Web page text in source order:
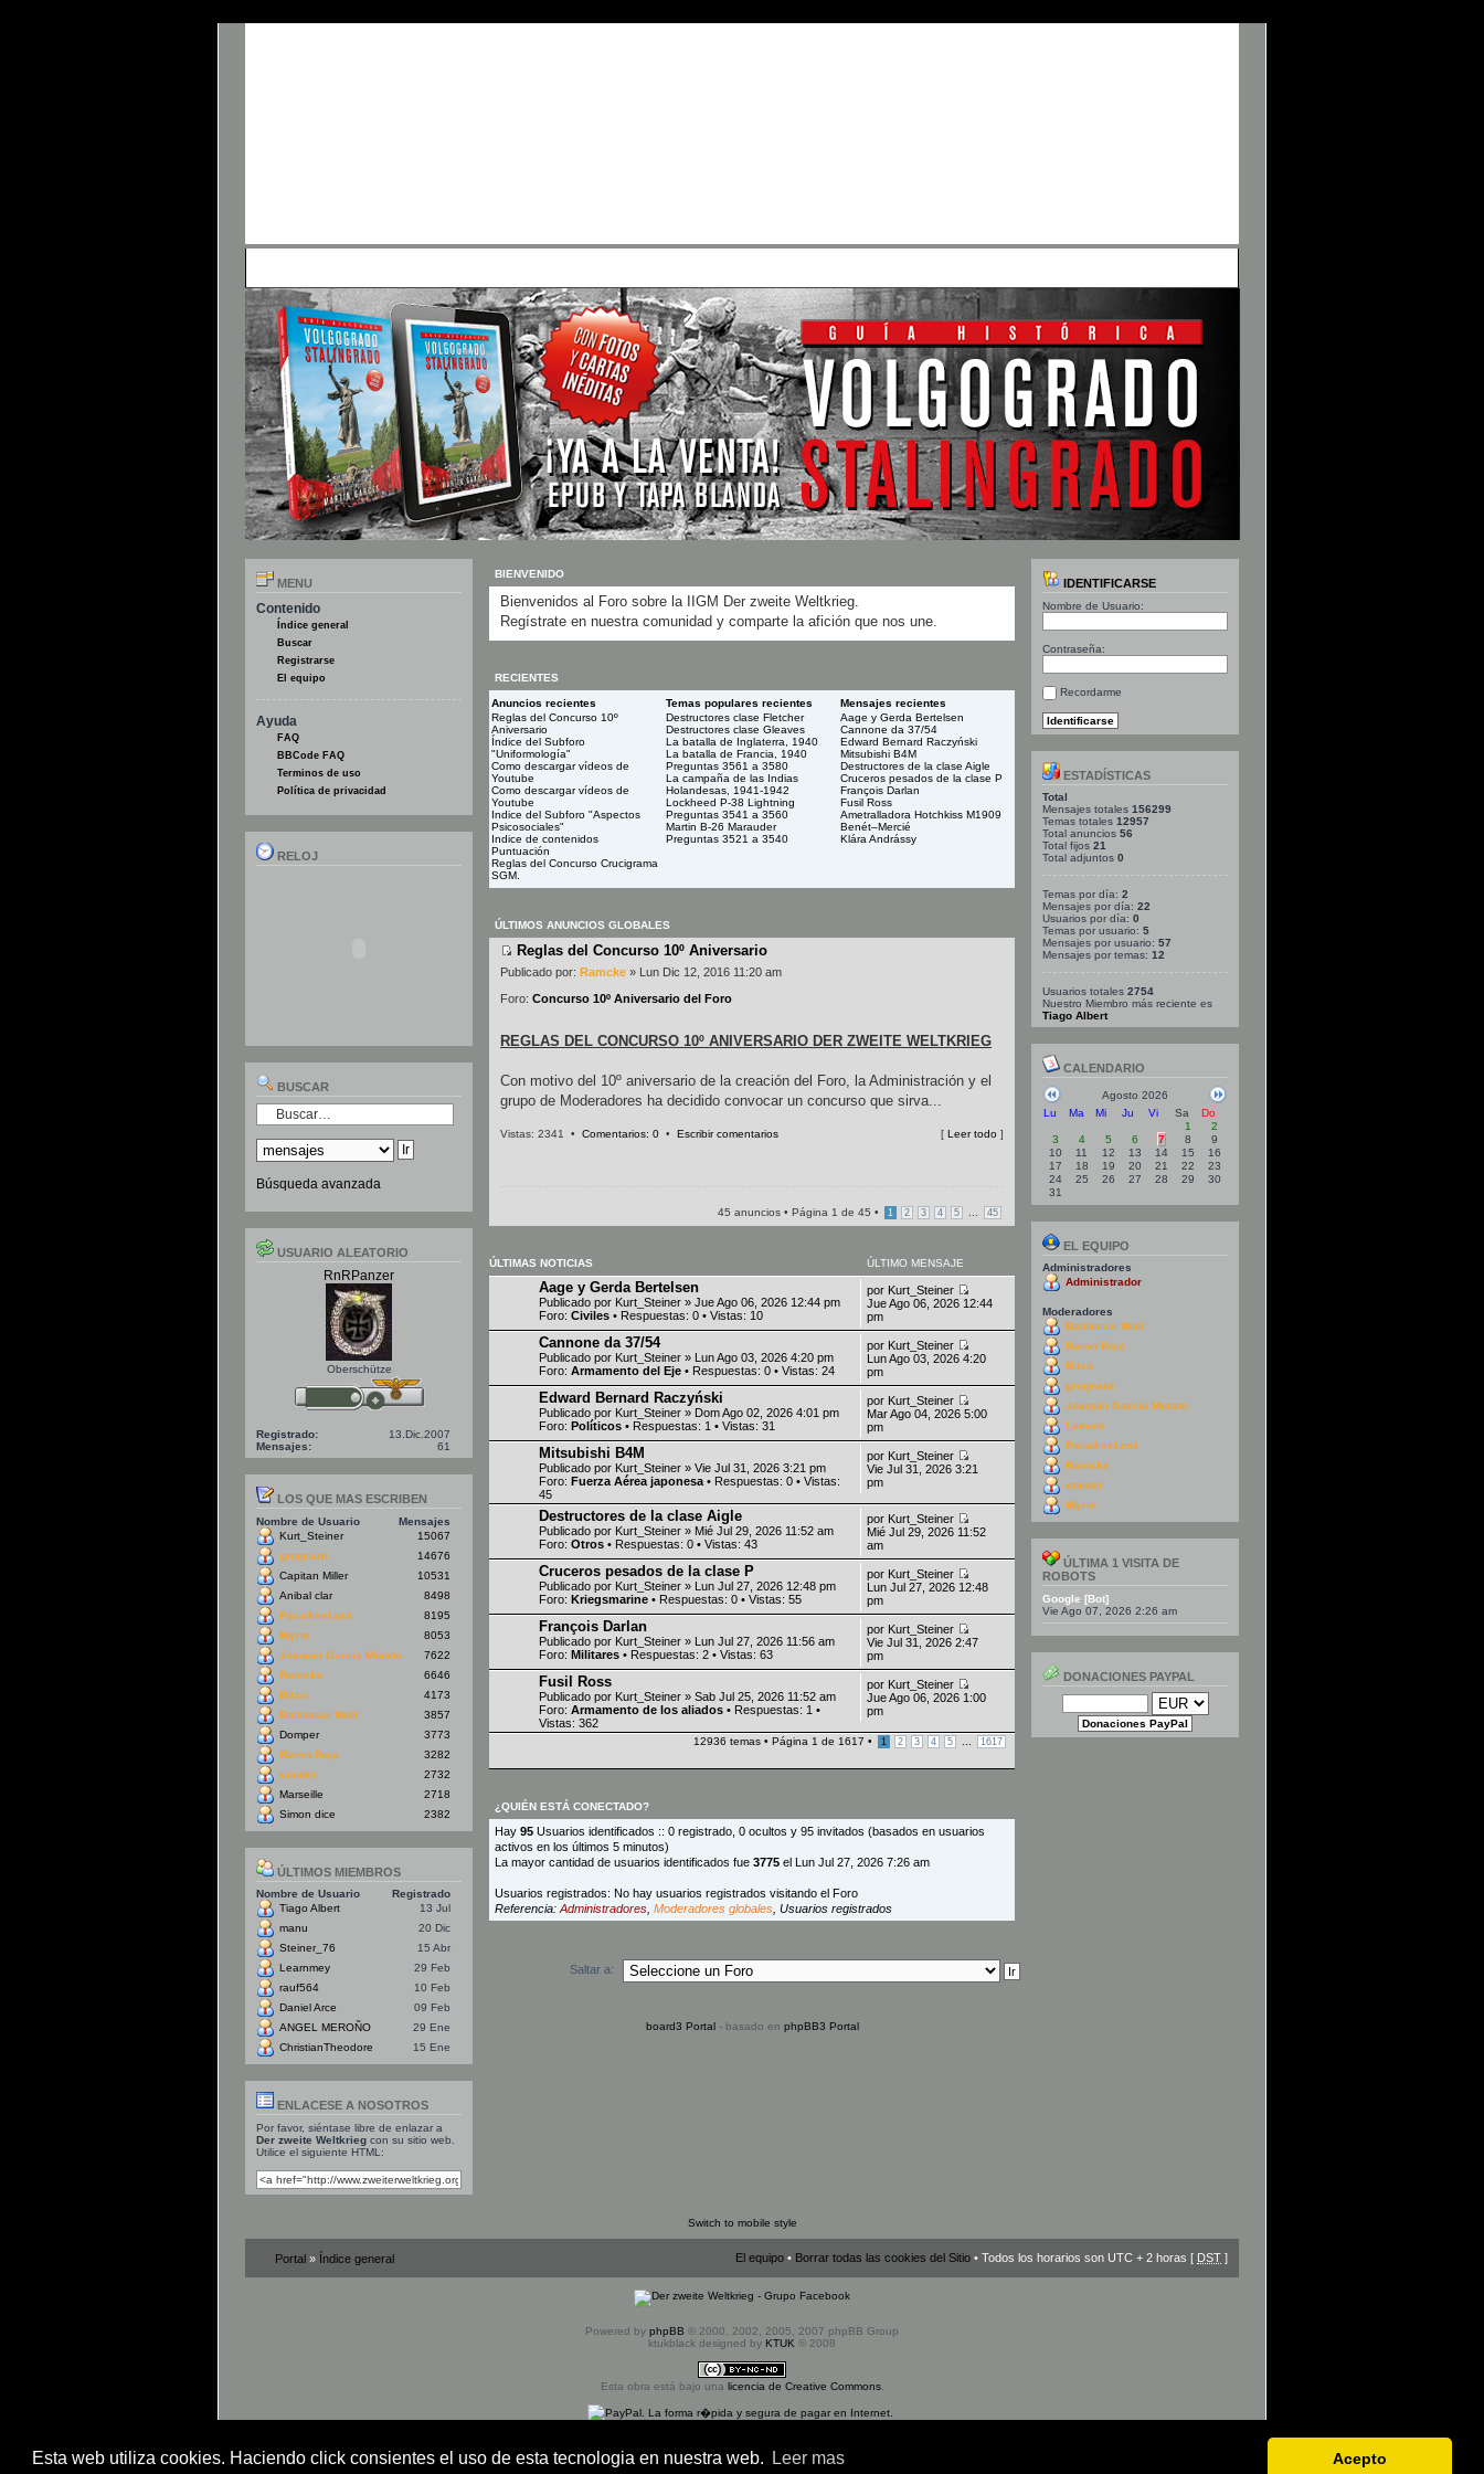
Esta web utiliza cookies. Haciendo click consientes el uso de esta tecnologia en nuestra web. Leer mas Acepto
MENU
Contenido
Índice general
Buscar
Registrarse
El equipo
Ayuda
FAQ
BBCode FAQ
Terminos de uso
Política de privacidad
RELOJ
BUSCAR
Búsqueda avanzada
USUARIO ALEATORIO
RnRPanzer
Oberschütze
Registrado:
13.Dic.2007
Mensajes:
61
LOS QUE MAS ESCRIBEN
Nombre de Usuario
Mensajes
Kurt_Steiner
15067
grognard
14676
Capitan Miller
10531
Anibal clar
8498
ParadiseLost
8195
Wyrm
8053
Joaquin Garcia Morato
7622
Ramcke
6646
Bitxo
4173
Balthasar Woll
3857
Domper
3773
Baron Rojo
3282
vonder
2732
Marseille
2718
Simon dice
2382
ÚLTIMOS MIEMBROS
Nombre de Usuario
Registrado
Tiago Albert
13 Jul
manu
20 Dic
Steiner_76
15 Abr
Learnmey
29 Feb
rauf564
10 Feb
Daniel Arce
09 Feb
ANGEL MEROÑO
29 Ene
ChristianTheodore
15 Ene
ENLACESE A NOSOTROS
Por favor, siéntase libre de enlazar a
Der zweite Weltkrieg con su sitio web.
Utilice el siguiente HTML:
BIENVENIDO
Bienvenidos al Foro sobre la IIGM Der zweite Weltkrieg.
Regístrate en nuestra comunidad y comparte la afición que nos une.
RECIENTES
Anuncios recientes Temas populares recientes
Mensajes recientes
Reglas del Concurso 10º
Aniversario
Índice del Subforo
"Uniformología"
Como descargar vídeos de
Youtube
Como descargar vídeos de
Youtube
Indice del Subforo "Aspectos
Psicosociales"
Indice de contenidos
Puntuación
Reglas del Concurso Crucigrama
SGM.
Destructores clase Fletcher
Destructores clase Gleaves
La batalla de Inglaterra, 1940
La batalla de Francia, 1940
Preguntas 3561 a 3580
La campaña de las Indias
Holandesas, 1941-1942
Lockheed P-38 Lightning
Preguntas 3541 a 3560
Martin B-26 Marauder
Preguntas 3521 a 3540
Aage y Gerda Bertelsen
Cannone da 37/54
Edward Bernard Raczyński
Mitsubishi B4M
Destructores de la clase Aigle
Cruceros pesados de la clase P
François Darlan
Fusil Ross
Ametralladora Hotchkiss M1909
Benét–Mercié
Klára Andrássy
ÚLTIMOS ANUNCIOS GLOBALES
Reglas del Concurso 10º Aniversario
Publicado por: Ramcke » Lun Dic 12, 2016 11:20 am
Foro: Concurso 10º Aniversario del Foro
REGLAS DEL CONCURSO 10º ANIVERSARIO DER ZWEITE WELTKRIEG
Con motivo del 10º aniversario de la creación del Foro, la Administración y el
grupo de Moderadores ha decidido convocar un concurso que sirva...
Vistas: 2341 • Comentarios: 0 • Escribir comentarios [ Leer todo ]
45 anuncios • Página 1 de 45 • 1 2 3 4 5 45
ÚLTIMAS NOTICIAS ÚLTIMO MENSAJE
Aage y Gerda Bertelsen
Publicado por Kurt_Steiner » Jue Ago 06, 2026 12:44 pm
Foro: Civiles • Respuestas: 0 • Vistas: 10
por Kurt_Steiner
Jue Ago 06, 2026 12:44
pm
Cannone da 37/54
Publicado por Kurt_Steiner » Lun Ago 03, 2026 4:20 pm
Foro: Armamento del Eje • Respuestas: 0 • Vistas: 24
por Kurt_Steiner
Lun Ago 03, 2026 4:20
pm
Edward Bernard Raczyński
Publicado por Kurt_Steiner » Dom Ago 02, 2026 4:01 pm
Foro: Políticos • Respuestas: 1 • Vistas: 31
por Kurt_Steiner
Mar Ago 04, 2026 5:00
pm
Mitsubishi B4M
Publicado por Kurt_Steiner » Vie Jul 31, 2026 3:21 pm
Foro: Fuerza Aérea japonesa • Respuestas: 0 • Vistas:
45
por Kurt_Steiner
Vie Jul 31, 2026 3:21
pm
Destructores de la clase Aigle
Publicado por Kurt_Steiner » Mié Jul 29, 2026 11:52 am
Foro: Otros • Respuestas: 0 • Vistas: 43
por Kurt_Steiner
Mié Jul 29, 2026 11:52
am
Cruceros pesados de la clase P
Publicado por Kurt_Steiner » Lun Jul 27, 2026 12:48 pm
Foro: Kriegsmarine • Respuestas: 0 • Vistas: 55
por Kurt_Steiner
Lun Jul 27, 2026 12:48
pm
François Darlan
Publicado por Kurt_Steiner » Lun Jul 27, 2026 11:56 am
Foro: Militares • Respuestas: 2 • Vistas: 63
por Kurt_Steiner
Vie Jul 31, 2026 2:47
pm
Fusil Ross
Publicado por Kurt_Steiner » Sab Jul 25, 2026 11:52 am
Foro: Armamento de los aliados • Respuestas: 1 •
Vistas: 362
por Kurt_Steiner
Jue Ago 06, 2026 1:00
pm
12936 temas • Página 1 de 1617 • 1 2 3 4 5 1617
¿QUIÉN ESTÁ CONECTADO?
Hay 95 Usuarios identificados :: 0 registrado, 0 ocultos y 95 invitados (basados en usuarios
activos en los últimos 5 minutos)
La mayor cantidad de usuarios identificados fue 3775 el Lun Jul 27, 2026 7:26 am
Usuarios registrados: No hay usuarios registrados visitando el Foro
Referencia: Administradores Moderadores globales Usuarios registrados
Saltar a:
board3 Portal- basado en phpBB3 Portal
IDENTIFICARSE
Nombre de Usuario:
Contraseña:
Recordarme
ESTADÍSTICAS
Total
Mensajes totales 156299
Temas totales 12957
Total anuncios 56
Total fijos 21
Total adjuntos 0
Temas por día: 2
Mensajes por día: 22
Usuarios por día: 0
Temas por usuario: 5
Mensajes por usuario: 57
Mensajes por temas: 12
Usuarios totales 2754
Nuestro Miembro más reciente es
Tiago Albert
CALENDARIO
Agosto 2026
Lu
Ma Mi Ju Vi Sa
Do
1
2
3
4 5 6 7 8
9
10
11 12 13 14 15
16
17
18 19 20 21 22
23
24
25 26 27 28 29
30
31
EL EQUIPO
Administradores
Administrador
Moderadores
Balthasar Woll
Baron Rojo
Bitxo
grognard
Joaquin Garcia Morato
Lamole
ParadiseLost
Ramcke
vonder
Wyrm
ÚLTIMA 1 VISITA DE
ROBOTS
Google [Bot]
Vie Ago 07, 2026 2:26 am
DONACIONES PAYPAL
Switch to mobile style
Portal » Índice general El equipo • Borrar todas las cookies del Sitio • Todos los horarios son UTC + 2 horas [ DST ]
Powered by phpBB © 2000, 2002, 2005, 2007 phpBB Group
ktukblack designed by KTUK © 2008
Esta obra está bajo una licencia de Creative Commons.
Traducción al español porHuan Manwë